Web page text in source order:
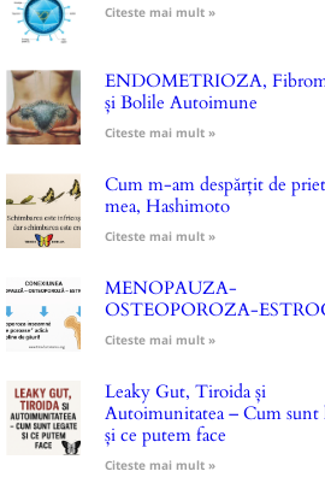
Citeste mai mult »
ENDOMETRIOZA,
și Bolile Autoimune
Citeste mai mult »
Cum m-am despărțit de
mea, Hashimoto
Citeste mai mult »
MENOPAUZA-
OSTEOPOROZA-
Citeste mai mult »
Leaky Gut, Tiroida și
Autoimunitatea – Cum sunt
și ce putem face
Citeste mai mult »